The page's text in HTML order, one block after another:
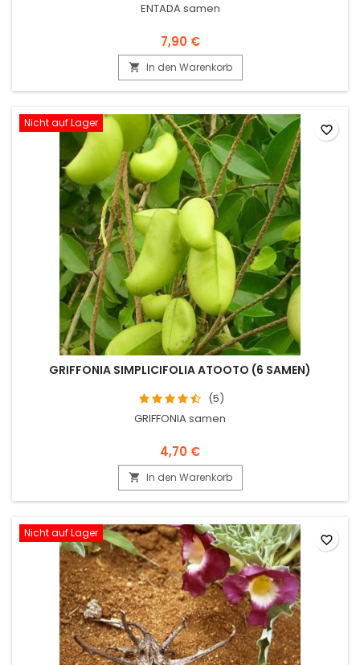
ENTADA samen
7,90 €
 In den Warenkorb
Nicht auf Lager
GRIFFONIA SIMPLICIFOLIA ATOOTO (6 SAMEN)
(5)
GRIFFONIA samen
4,70 €
 In den Warenkorb
favorite_border
Nicht auf Lager favorite_border